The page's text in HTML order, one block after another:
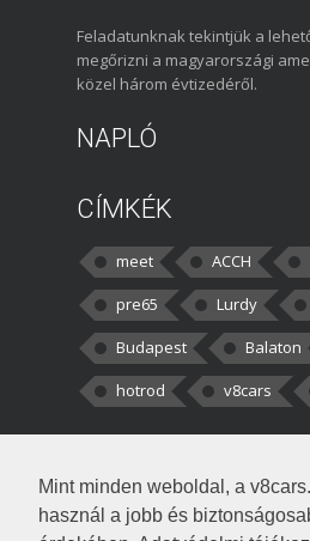
Mint minden weboldal, a
használ a jobb és
Feladatunknak tekintjük a
megőrizni a magyarországi
közel három évtizedéről.
NAPLÓ
CÍMKÉK
meet ACCH
pre65
Lurdy
Budapest
Balaton
hotrod
v8cars
kortisz:Elszúrtam!
darabbaal számoltam. Nem